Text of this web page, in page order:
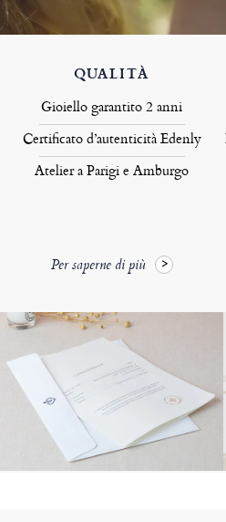
QUALITÀ
Gioiello garantito 2 anni
Certificato d’autenticità Edenly
Atelier a Parigi e Amburgo
Per saperne di più